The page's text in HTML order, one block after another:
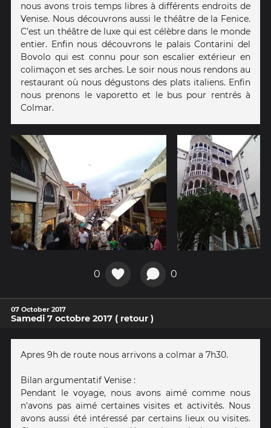
nous avons trois temps libres à différents endroits de
Venise. Nous découvrons aussi le théâtre de la Fenice.
C’est un théâtre de luxe qui est célèbre dans le monde
entier. Enfin nous découvrons le palais Contarini del
Bovolo qui est connu pour son escalier extérieur en
colimaçon et ses arches. Le soir nous nous rendons au
restaurant où nous dégustons des plats italiens. Enfin
nous prenons le vaporetto et le bus pour rentrés à
Colmar.
0 0
07 October 2017
Samedi 7 octobre 2017 ( retour )
Apres 9h de route nous arrivons a colmar a 7h30.
Bilan argumentatif Venise :
Pendant le voyage, nous avons aimé comme nous
n'avons pas aimé certaines visites et activités. Nous
avons aussi été intéressé par certains lieux ou visites.